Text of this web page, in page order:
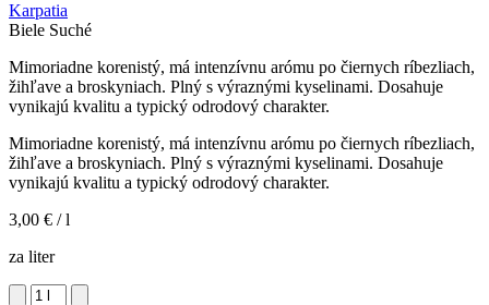
Karpatia
Biele Suché
Mimoriadne korenistý, má intenzívnu arómu po čiernych ríbezliach,
žihľave a broskyniach. Plný s výraznými kyselinami. Dosahuje
vynikajú kvalitu a typický odrodový charakter.
Mimoriadne korenistý, má intenzívnu arómu po čiernych ríbezliach,
žihľave a broskyniach. Plný s výraznými kyselinami. Dosahuje
vynikajú kvalitu a typický odrodový charakter.
3,00 € / l
za liter